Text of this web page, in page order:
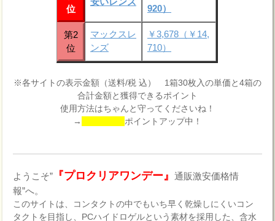
位
920）
第2
位
マックスレ
ンズ
￥3,678（￥14,
710）
※各サイトの表示金額（送料/税 込） 1箱30枚入の単価と4箱の
合計金額と獲得できるポイント
使用方法はちゃんと守ってくださいね！
→
ポイントアップ中！
ようこそ” 『プロクリアワンデー』通販激安価格情
報”へ。
このサイトは、コンタクトの中でもいち早く乾燥しにくいコン
タクトを目指し、PCハイドロゲルという素材を採用した、含水